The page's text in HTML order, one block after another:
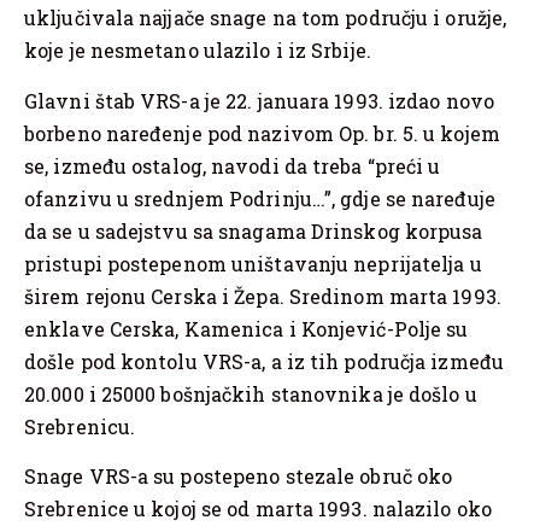
uključivala najjače snage na tom području i oružje,
koje je nesmetano ulazilo i iz Srbije.
Glavni štab VRS-a je 22. januara 1993. izdao novo
borbeno naređenje pod nazivom Op. br. 5. u kojem
se, između ostalog, navodi da treba “preći u
ofanzivu u srednjem Podrinju…”, gdje se naređuje
da se u sadejstvu sa snagama Drinskog korpusa
pristupi postepenom uništavanju neprijatelja u
širem rejonu Cerska i Žepa. Sredinom marta 1993.
enklave Cerska, Kamenica i Konjević-Polje su
došle pod kontolu VRS-a, a iz tih područja između
20.000 i 25000 bošnjačkih stanovnika je došlo u
Srebrenicu.
Snage VRS-a su postepeno stezale obruč oko
Srebrenice u kojoj se od marta 1993. nalazilo oko